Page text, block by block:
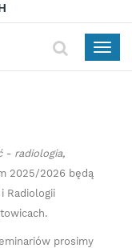
- radiologia,
2025/2026 będą
Radiologii
prosimy